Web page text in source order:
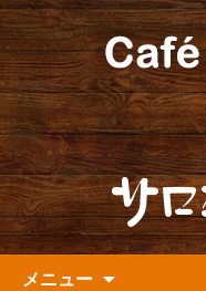
人形町の『
ェ』よりお
人形町の音楽
最新情報をお
メニュー